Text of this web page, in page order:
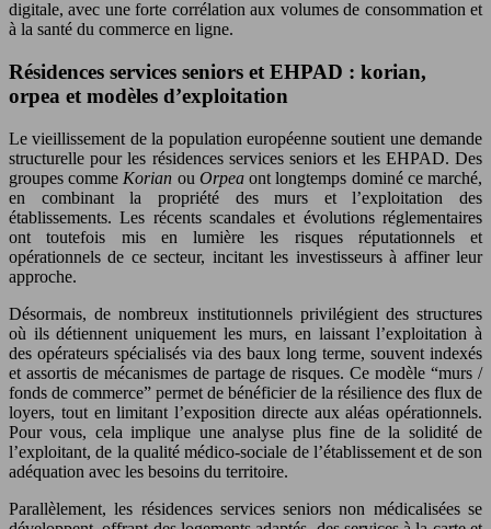
digitale, avec une forte corrélation aux volumes de consommation et
à la santé du commerce en ligne.
Résidences services seniors et EHPAD : korian,
orpea et modèles d’exploitation
Le vieillissement de la population européenne soutient une demande
structurelle pour les résidences services seniors et les EHPAD. Des
groupes comme Korian ou Orpeaont longtemps dominé ce marché,
en combinant la propriété des murs et l’exploitation des
établissements. Les récents scandales et évolutions réglementaires
ont toutefois mis en lumière les risques réputationnels et
opérationnels de ce secteur, incitant les investisseurs à affiner leur
approche.
Désormais, de nombreux institutionnels privilégient des structures
où ils détiennent uniquement les murs, en laissant l’exploitation à
des opérateurs spécialisés via des baux long terme, souvent indexés
et assortis de mécanismes de partage de risques. Ce modèle “murs /
fonds de commerce” permet de bénéficier de la résilience des flux de
loyers, tout en limitant l’exposition directe aux aléas opérationnels.
Pour vous, cela implique une analyse plus fine de la solidité de
l’exploitant, de la qualité médico‑sociale de l’établissement et de son
adéquation avec les besoins du territoire.
Parallèlement, les résidences services seniors non médicalisées se